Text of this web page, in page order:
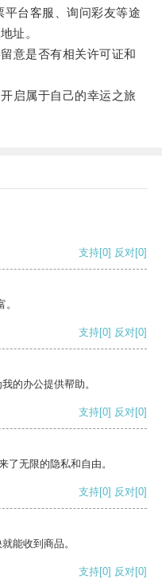
台客服、询问彩友等途
址。
是否有相关许可证和
属于自己的幸运之旅
支持[0] 反对[0]
支持[0] 反对[0]
的办公提供帮助。
支持[0] 反对[0]
了无限的隐私和自由。
支持[0] 反对[0]
能收到商品。
支持[0] 反对[0]